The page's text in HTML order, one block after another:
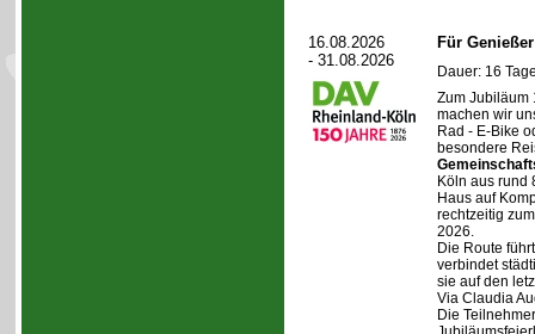
16.08.2026
- 31.08.2026
Für
Dauer: 16
Zum Jubiläum
machen wir
Rad - E-Bike
besondere
Köln aus rund
Haus auf
rechtzeitig
2026.
Die Route
verbindet
sie auf den
Via Claudia
Die